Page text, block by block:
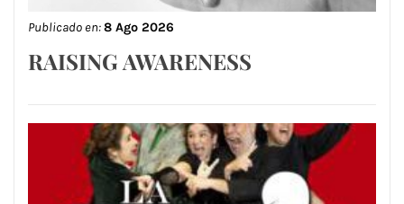
Publicado en:8 Ago 2026
RAISING AWARENESS